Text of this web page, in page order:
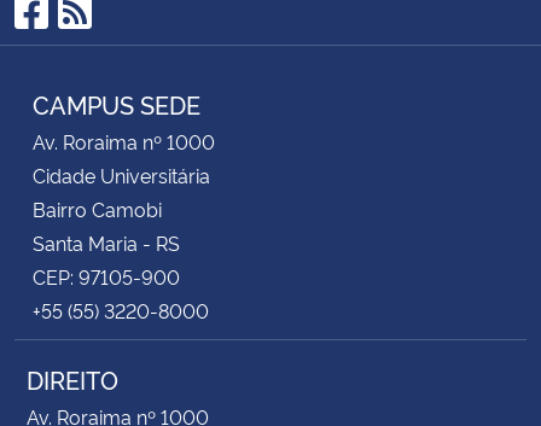
Facebook
RSS
CAMPUS SEDE
Av. Roraima nº 1000
Cidade Universitária
Bairro Camobi
Santa Maria - RS
CEP: 97105-900
+55 (55) 3220-8000
DIREITO
Av. Roraima nº 1000